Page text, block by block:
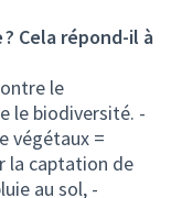
Cela répond-il à
le
le biodiversité. -
végétaux =
la captation de
au sol, -